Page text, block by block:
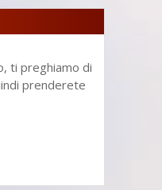
ti preghiamo di
prenderete